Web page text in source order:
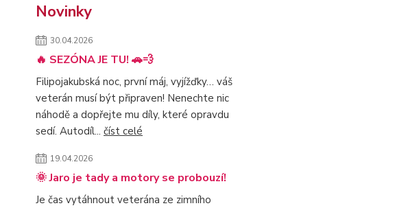
Novinky
30.04.2026
🔥 SEZÓNA JE TU! 🚗💨
Filipojakubská noc, první máj, vyjížďky… váš
veterán musí být připraven! Nenechte nic
náhodě a dopřejte mu díly, které opravdu
sedí. Autodíl... číst celé
19.04.2026
🌞 Jaro je tady a motory se probouzí!
Je čas vytáhnout veterána ze zimního